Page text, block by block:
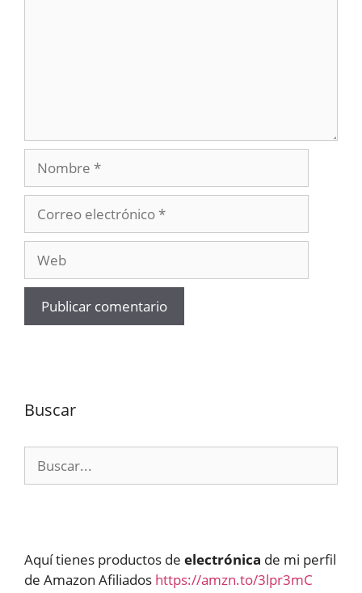
Nombre
electrónico
Buscar
Aquí tienes productos de electrónica de mi perfil
de Amazon Afiliados https://amzn.to/3lpr3mC